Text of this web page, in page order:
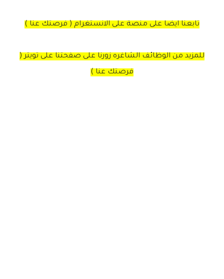
تابعنا ايضا على منصة على الانستغرام ( فرصتك عنا )
للمزيد من الوظائف الشاغره زورنا على صفحتنا على تويتر (
فرصتك عنا )